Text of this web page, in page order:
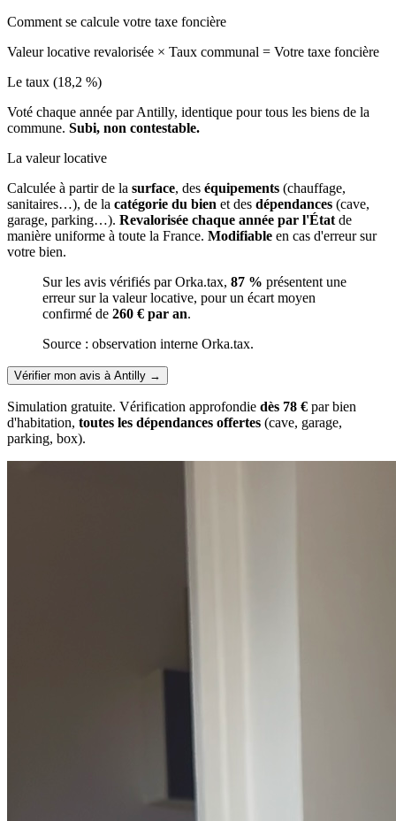
Comment se calcule votre taxe foncière
Valeur locative revalorisée × Taux communal = Votre taxe foncière
Le taux (18,2 %)
Voté chaque année par Antilly, identique pour tous les biens de la
commune. Subi, non contestable.
La valeur locative
Calculée à partir de la surface, des équipements (chauffage,
sanitaires…), de la catégorie du bien et des dépendances (cave,
garage, parking…). Revalorisée chaque année par l'État de
manière uniforme à toute la France. Modifiable en cas d'erreur sur
votre bien.
Sur les avis vérifiés par Orka.tax, 87 % présentent une
erreur sur la valeur locative, pour un écart moyen
confirmé de 260 € par an.
Source : observation interne Orka.tax.
Vérifier mon avis à Antilly →
Simulation gratuite. Vérification approfondie dès 78 € par bien
d'habitation, toutes les dépendances offertes (cave, garage,
parking, box).